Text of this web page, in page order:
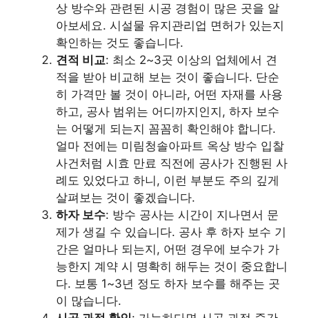
상 방수와 관련된 시공 경험이 많은 곳을 알
아보세요. 시설물 유지관리업 면허가 있는지
확인하는 것도 좋습니다.
견적 비교: 최소 2~3곳 이상의 업체에서 견
적을 받아 비교해 보는 것이 좋습니다. 단순
히 가격만 볼 것이 아니라, 어떤 자재를 사용
하고, 공사 범위는 어디까지인지, 하자 보수
는 어떻게 되는지 꼼꼼히 확인해야 합니다.
얼마 전에는 미림청솔아파트 옥상 방수 입찰
사건처럼 시효 만료 직전에 공사가 진행된 사
례도 있었다고 하니, 이런 부분도 주의 깊게
살펴보는 것이 좋겠습니다.
하자 보수: 방수 공사는 시간이 지나면서 문
제가 생길 수 있습니다. 공사 후 하자 보수 기
간은 얼마나 되는지, 어떤 경우에 보수가 가
능한지 계약 시 명확히 해두는 것이 중요합니
다. 보통 1~3년 정도 하자 보수를 해주는 곳
이 많습니다.